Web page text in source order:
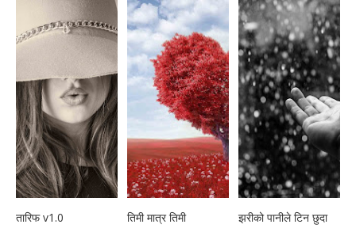
तारिफ v1.0 तिमी मात्र तिमी झरीको पानीले टिन छुदा